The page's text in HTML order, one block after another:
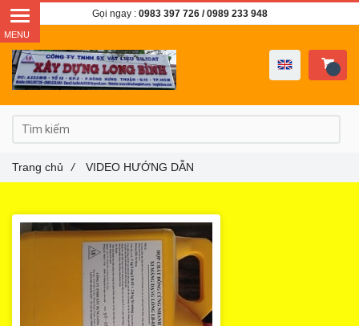
Trang chủ / VIDEO HƯỚNG DẪN
Gọi ngay : 0983 397 726 / 0989 233 948